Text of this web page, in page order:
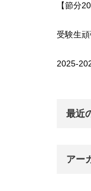
【節分
受験生頑
2025-
最近
アー